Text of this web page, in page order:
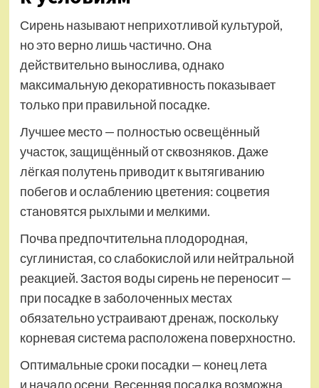
Сирень называют неприхотливой культурой,
но это верно лишь частично. Она
действительно вынослива, однако
максимальную декоративность показывает
только при правильной посадке.
Лучшее место — полностью освещённый
участок, защищённый от сквозняков. Даже
лёгкая полутень приводит к вытягиванию
побегов и ослаблению цветения: соцветия
становятся рыхлыми и мелкими.
Почва предпочтительна плодородная,
суглинистая, со слабокислой или нейтральной
реакцией. Застоя воды сирень не переносит —
при посадке в заболоченных местах
обязательно устраивают дренаж, поскольку
корневая система расположена поверхностно.
Оптимальные сроки посадки — конец лета
и начало осени. Весенняя посадка возможна,